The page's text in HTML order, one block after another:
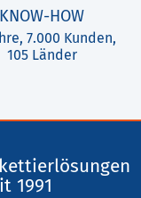
KNOW-HOW
7.000 Kunden,
105 Länder
1991